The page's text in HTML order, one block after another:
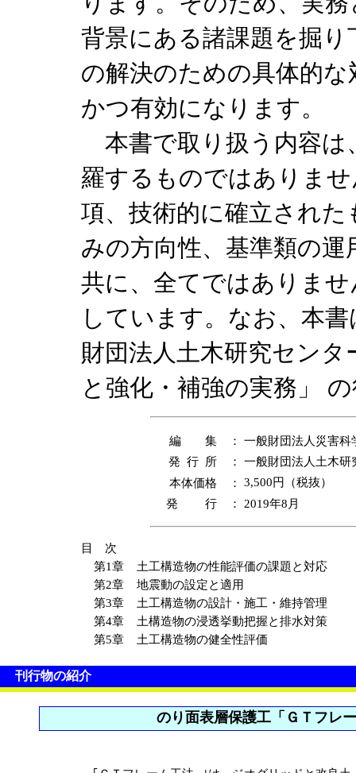
背景にある諸課題を掘
の解決のための具体的
かつ有効になります。
本書で取り扱う内容は
羅するものではありま
項、技術的に確立され
みの方向性、基準類の
共に、全てではありま
しています。なお、本書
財団法人土木研究セン
と強化・補強の実務」
編 集 ： 一般財団法人災害科
発 行 所 ： 一般財団法人土木研
本体価格 ：
3,500円（税抜）
発 行 ：
2019年8月
目 次
第1章
土工構造物の性能評価の課題と対応
第2章
地震動の設定と適用
第3章
土工構造物の設計・施工・維持管理
第4章
土構造物の浸透挙動把握と排水対策
第5章
土工構造物の健全性評価
刊行物の紹介
のり面表層保護工「ＧＴフレ